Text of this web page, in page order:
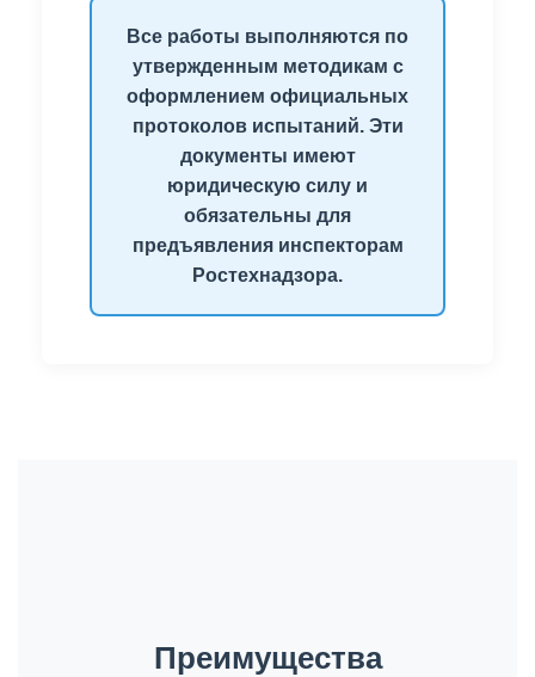
Все работы выполняются по
утвержденным методикам с
оформлением официальных
протоколов испытаний. Эти
документы имеют
юридическую силу и
обязательны для
предъявления инспекторам
Ростехнадзора.
Преимущества